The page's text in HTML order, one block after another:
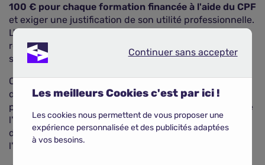
100 € pour chaque formation financée à l'aide du CPF
et exiger une justification de son utilité professionnelle.
L'objectif est de réduire les dépenses publiques et de
réaliser des économies, quitte à régresser sur le plan
social.
Quoi qu'il en soit, cette restriction constituera un coup
dur pour les apprentis conducteurs qui ne pourront
plus profiter de cette aide financière. D'autant plus que
l'obtention du permis ne signifie pas la fin des
dépenses, puisqu'ils devront ensuite s'acquitter de
l' assurance moto
Continuer sans accepter
Les meilleurs Cookies c'est par ici !
Les cookies nous permettent de vous proposer une
expérience personnalisée et des publicités adaptées
à vos besoins.
Continuer sans accepter